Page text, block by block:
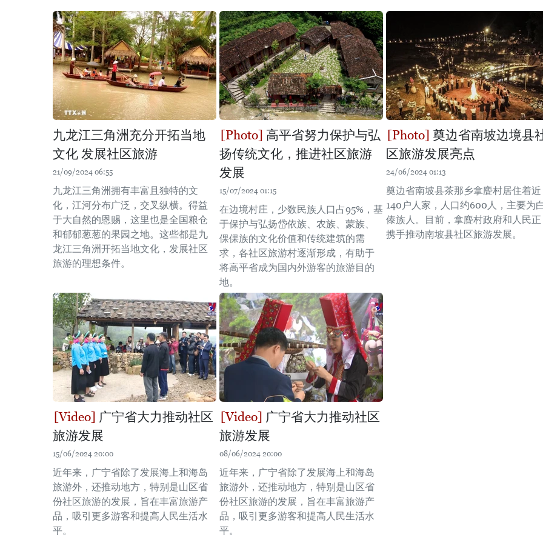
九龙江三角洲充分开拓当地
文化 发展社区旅游
21/09/2024 06:55
九龙江三角洲拥有丰富且独特的文
化，江河分布广泛，交叉纵横。得益
于大自然的恩赐，这里也是全国粮仓
和郁郁葱葱的果园之地。这些都是九
龙江三角洲开拓当地文化，发展社区
旅游的理想条件。
高平省努力保护与弘
扬传统文化，推进社区旅游
发展
15/07/2024 01:15
在边境村庄，少数民族人口占95%，基
于保护与弘扬岱依族、农族、蒙族、
倮倮族的文化价值和传统建筑的需
求，各社区旅游村逐渐形成，有助于
将高平省成为国内外游客的旅游目的
地。
奠边省南坡边境县
区旅游发展亮点
24/06/2024 01:13
奠边省南坡县茶那乡拿麆村居住着近
140户人家，人口约600人，主要为
傣族人。目前，拿麆村政府和人民正
携手推动南坡县社区旅游发展。
广宁省大力推动社区
旅游发展
15/06/2024 20:00
近年来，广宁省除了发展海上和海岛
旅游外，还推动地方，特别是山区省
份社区旅游的发展，旨在丰富旅游产
品，吸引更多游客和提高人民生活水
平。
广宁省大力推动社区
旅游发展
08/06/2024 20:00
近年来，广宁省除了发展海上和海岛
旅游外，还推动地方，特别是山区省
份社区旅游的发展，旨在丰富旅游产
品，吸引更多游客和提高人民生活水
平。